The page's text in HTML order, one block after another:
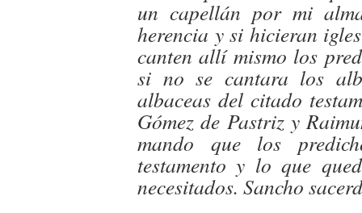
un capellán por mi
herencia y si hicieran
canten allí mismo los
si no se cantara los
albaceas del citado
Gómez de Pastriz y
mando que los
testamento y lo que
necesitados. Sancho